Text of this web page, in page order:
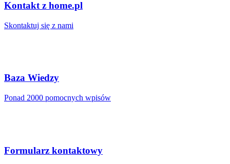
Kontakt z home.pl
Skontaktuj się z nami
Baza Wiedzy
Ponad 2000 pomocnych wpisów
Formularz kontaktowy